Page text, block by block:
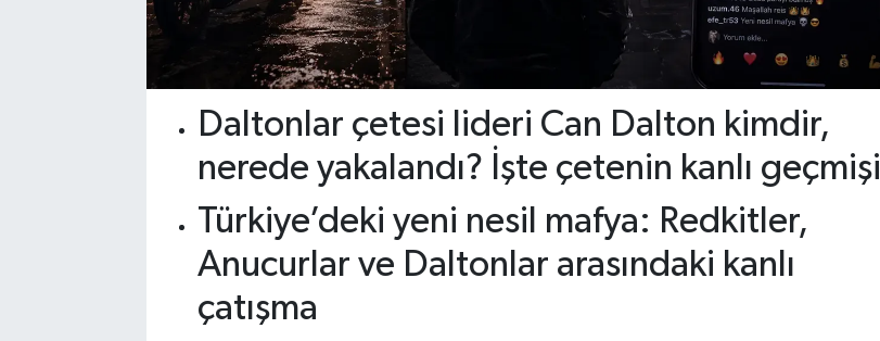
Daltonlar çetesi lideri Can Dalton kimdir,
nerede yakalandı? İşte çetenin kanlı geçmişi
Türkiye’deki yeni nesil mafya: Redkitler,
Anucurlar ve Daltonlar arasındaki kanlı
çatışma